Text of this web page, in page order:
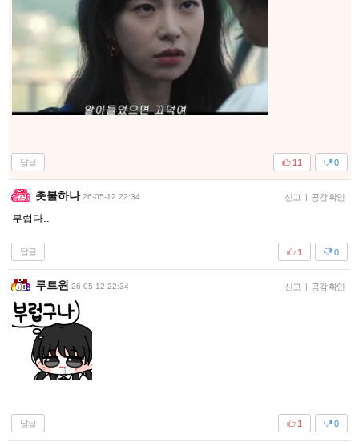
답글 0
11
촛불하나 26-05-12 22:34 신고 | 공감 확인
부럽다..
답글 0
1
루트원 26-05-12 22:34 신고 | 공감 확인
답글 0
1